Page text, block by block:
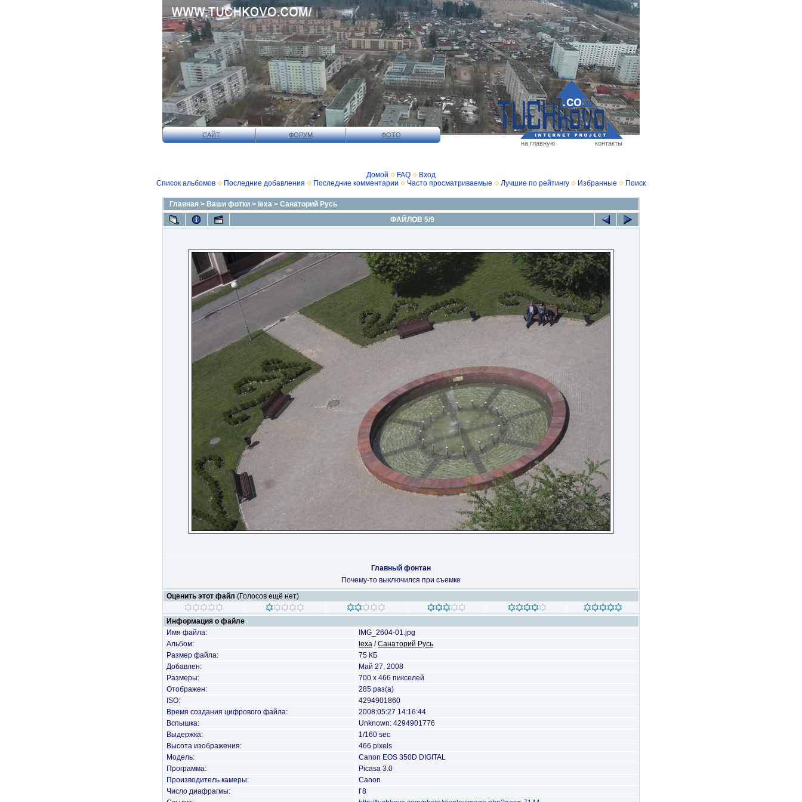
САЙТ ФОРУМ
ФОТО
на главную
контакты
Домой FAQ
Вход
Список альбомов
Последние добавления Последние комментарии Часто просматриваемые Лучшие по рейтингу Избранные Поиск
Главная > Ваши фотки > lexa > Санаторий Русь
ФАЙЛОВ 5/9
Главный фонтан
Почему-то выключился при съемке
Оценить этот файл (Голосов ещё нет)
Информация о файле
Имя файла:
IMG_2604-01.jpg
Альбом:
lexa /Санаторий Русь
Размер файла:
75 КБ
Добавлен:
Май 27, 2008
Размеры:
700 x 466 пикселей
Отображен:
285 раз(а)
ISO:
4294901860
Время создания цифрового файла:
2008:05:27 14:16:44
Вспышка:
Unknown: 4294901776
Выдержка:
1/160 sec
Высота изображения:
466 pixels
Модель:
Canon EOS 350D DIGITAL
Программа:
Picasa 3.0
Производитель камеры:
Canon
Число диафрагмы:
f 8